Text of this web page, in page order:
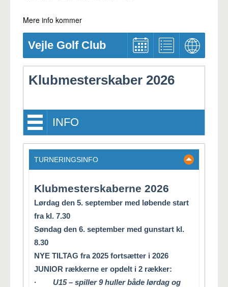
Erhverv
Den lille Kok
Pro
Mere info kommer
Vejle Golf Club
Klubmesterskaber 2026
INFO
TURNERINGSINFO
Klubmesterskaberne 2026
Lørdag den 5. september med løbende start
fra kl. 7.30
Søndag den 6. september med gunstart kl.
8.30
NYE TILTAG fra 2025 fortsætter i 2026
JUNIOR rækkerne er opdelt i 2 rækker:
· U15 – spiller 9 huller både lørdag og